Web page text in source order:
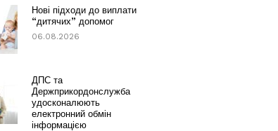
Нові підходи до виплати
“дитячих” допомог
06.08.2026
ДПС та
Держприкордонслужба
удосконалюють
електронний обмін
інформацією